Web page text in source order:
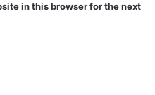
in this browser for the next